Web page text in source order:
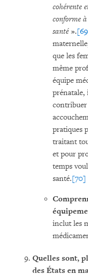
cohérente
conforme
santé».
que les
même
équipe
prénatale,
contribuer
pratiques
traitant
et pour
temps
santé.[70]
inclut les
Quelles sont,
des États en